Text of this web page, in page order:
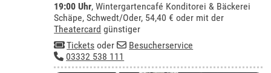
19:00 Uhr,Wintergartencafé Konditorei & Bäckerei
Schäpe, Schwedt/Oder, 54,40 € oder mit der
Theatercard günstiger
Tickets oder
Besucherservice
03332 538 111